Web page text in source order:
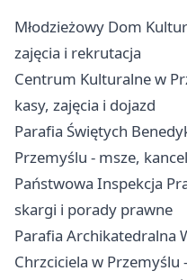
Młodzieżowy Dom
zajęcia i rekrutacja
Centrum Kulturalne w
kasy, zajęcia i dojazd
Parafia Świętych
Przemyślu - msze,
Państwowa Inspekcja
skargi i porady prawne
Parafia Archikatedralna
Chrzciciela w